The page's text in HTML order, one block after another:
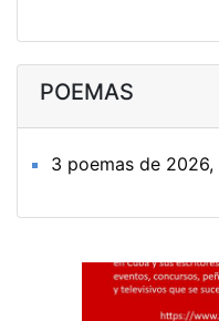
POEMAS
3 poemas de